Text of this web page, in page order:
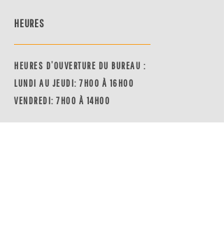
HEURES
HEURES D’OUVERTURE DU BUREAU :
LUNDI AU JEUDI: 7H00 À 16H00
VENDREDI: 7H00 À 14H00